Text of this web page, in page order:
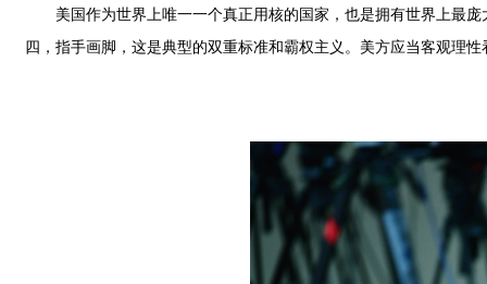
美国作为世界上唯一一个真正用核的国家，也是拥有世界上最
四，指手画脚，这是典型的双重标准和霸权主义。美方应当客观理